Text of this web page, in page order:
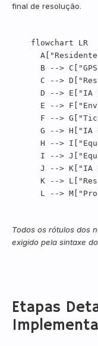
final de resolução.
  flowchart LR
B -->
C -->
D --> E["IA
E -->
F -->
G --> H["IA
H -->
I -->
J --> K["IA
K -->
Todos os rótulos dos
exigido pela sintaxe
Etapas